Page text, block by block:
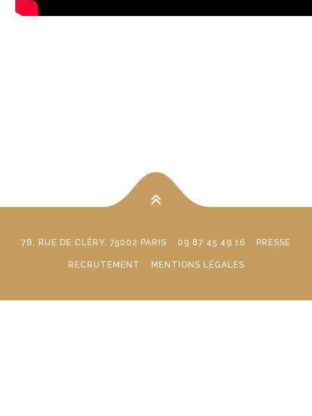
78, RUE DE CLÉRY, 75002 PARIS 09 87 45 49 16 PRESSE
RECRUTEMENT MENTIONS LÉGALES